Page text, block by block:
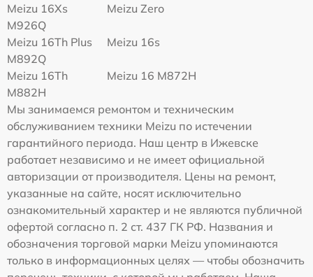
Meizu 16Xs
M926Q
Meizu Zero
Meizu 16Th Plus
M892Q
Meizu 16s
Meizu 16Th
M882H
Meizu 16 M872H
Мы занимаемся ремонтом и техническим
обслуживанием техники Meizu по истечении
гарантийного периода. Наш центр в Ижевске
работает независимо и не имеет официальной
авторизации от производителя. Цены на ремонт,
указанные на сайте, носят исключительно
ознакомительный характер и не являются публичной
офертой согласно п. 2 ст. 437 ГК РФ. Названия и
обозначения торговой марки Meizu упоминаются
только в информационных целях — чтобы обозначить